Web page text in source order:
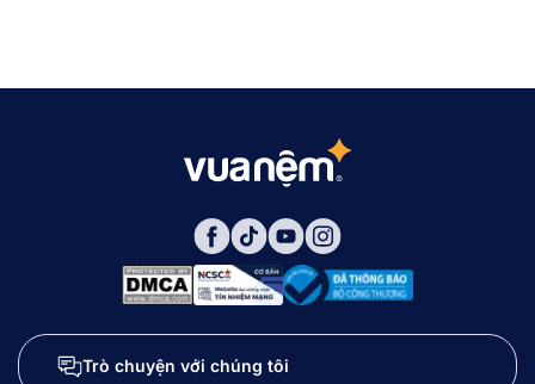
Trò chuyện với chúng tôi